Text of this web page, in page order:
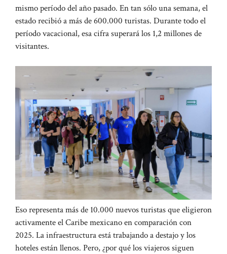
mismo período del año pasado. En tan sólo una semana, el
estado recibió a más de 600.000 turistas. Durante todo el
período vacacional, esa cifra superará los 1,2 millones de
visitantes.
Eso representa más de 10.000 nuevos turistas que eligieron
activamente el Caribe mexicano en comparación con
2025. La infraestructura está trabajando a destajo y los
hoteles están llenos. Pero, ¿por qué los viajeros siguen